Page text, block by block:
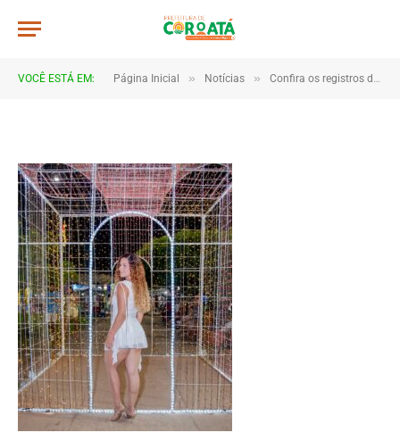
VOCÊ ESTÁ EM: Página Inicial » Notícias » Confira os registros da virada de ano em Coroatá
JWR_6686